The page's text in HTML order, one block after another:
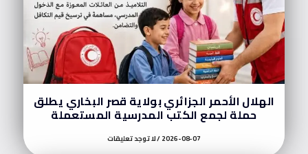
الهلال الأحمر الجزائري بولاية قصر البخاري يطلق
حملة لجمع الكتب المدرسية المستعملة
2026-08-07 لا توجد تعليقات